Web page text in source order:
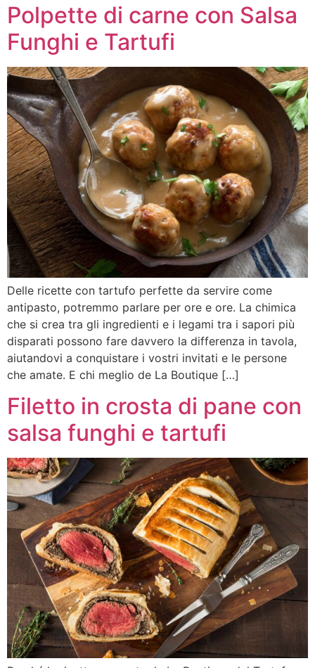
Polpette di carne con Salsa
Funghi e Tartufi
Delle ricette con tartufo perfette da servire come
antipasto, potremmo parlare per ore e ore. La chimica
che si crea tra gli ingredienti e i legami tra i sapori più
disparati possono fare davvero la differenza in tavola,
aiutandovi a conquistare i vostri invitati e le persone
che amate. E chi meglio de La Boutique […]
Filetto in crosta di pane con
salsa funghi e tartufi